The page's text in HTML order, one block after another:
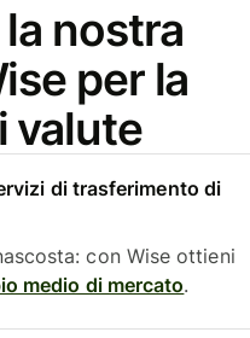
nostra
per la
valute
di trasferimento di
con Wise ottieni
medio di mercato.